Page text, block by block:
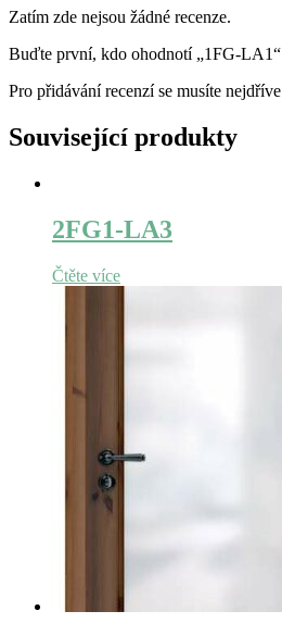
Zatím zde nejsou žádné recenze.
Buďte první, kdo ohodnotí „1FG-LA1“
Pro přidávání recenzí se musíte nejdříve
Související produkty
2FG1-LA3
Čtěte více